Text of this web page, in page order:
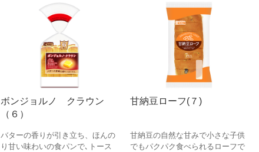
ボンジョルノ クラウン
（６）
バターの香りが引き立ち、ほんの
り甘い味わいの食パンで､トース
甘納豆ローフ(７)
甘納豆の自然な甘みで小さな子供
でもパクパク食べられるローフで